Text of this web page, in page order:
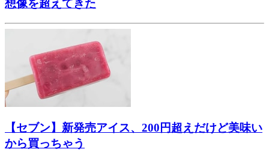
想像を超えてきた
【セブン】新発売アイス、200円超えだけど美味い
から買っちゃう